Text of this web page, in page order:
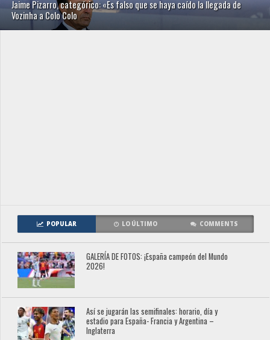
Jaime Pizarro, categórico: «Es falso que se haya caído la llegada de
Vozinha a Colo Colo
POPULAR LO ÚLTIMO COMMENTS
GALERÍA DE FOTOS: ¡España campeón del Mundo
2026!
Así se jugarán las semifinales: horario, día y
estadio para España- Francia y Argentina –
Inglaterra